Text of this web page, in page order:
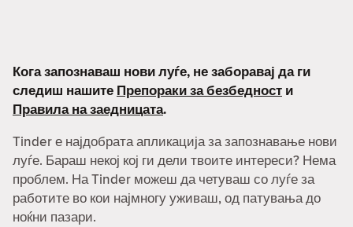
Кога запознаваш нови луѓе, не заборавај да ги
следиш нашите Препораки за безбедност и
Правила на заедницата.
Tinder е најдобрата апликација за запознавање нови
луѓе. Бараш некој кој ги дели твоите интереси? Нема
проблем. На Tinder можеш да четуваш со луѓе за
работите во кои најмногу уживаш, од патувања до
ноќни пазари.